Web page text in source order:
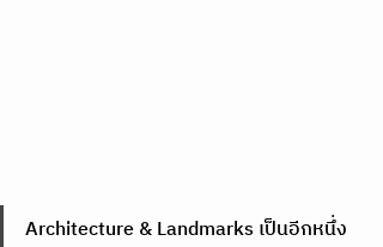
Architecture & Landmarks เป็นอีกหนึ่ง